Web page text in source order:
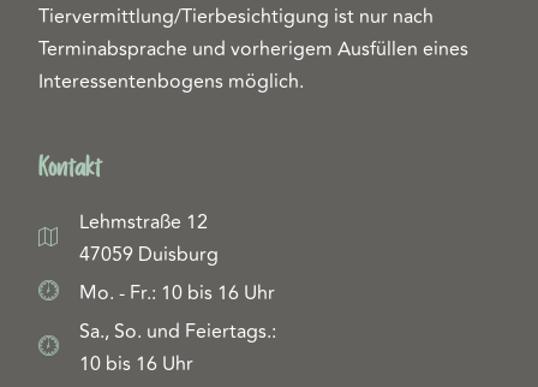
Tiervermittlung/Tierbesichtigung ist nur nach
Terminabsprache und vorherigem Ausfüllen eines
Interessentenbogens möglich.
Kontakt
Lehmstraße 12
47059 Duisburg
Mo. - Fr.: 10 bis 16 Uhr
Sa., So. und Feiertags.:
10 bis 16 Uhr